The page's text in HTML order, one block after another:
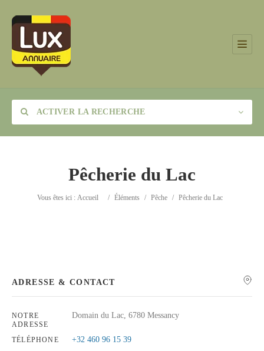
ACTIVER LA RECHERCHE
Catégorie
Pêcherie du Lac
Vous êtes ici : Accueil / Éléments / Pêche / Pêcherie du Lac
ADRESSE & CONTACT
NOTRE
ADRESSE
Domain du Lac, 6780 Messancy
TÉLÉPHONE +32 460 96 15 39